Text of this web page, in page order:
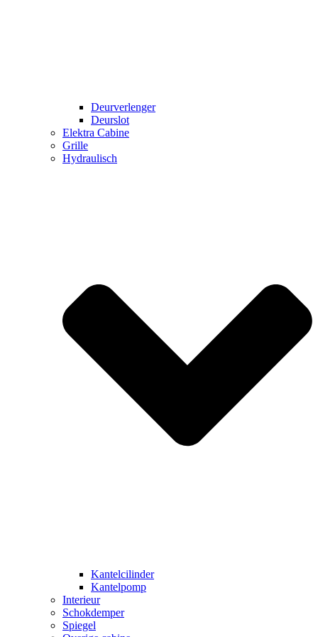
Deurverlenger
Deurslot
Elektra Cabine
Grille
Hydraulisch
Kantelcilinder
Kantelpomp
Interieur
Schokdemper
Spiegel